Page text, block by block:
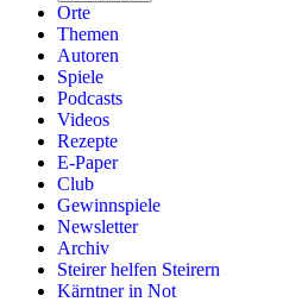
Orte
Themen
Autoren
Spiele
Podcasts
Videos
Rezepte
E-Paper
Club
Gewinnspiele
Newsletter
Archiv
Steirer helfen Steirern
Kärntner in Not